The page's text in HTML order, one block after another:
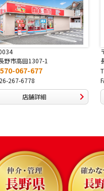
〒380-0822
長野県長野市大字鶴賀南千歳町826
TEL：0570-069-991
FAX：026-269-9992